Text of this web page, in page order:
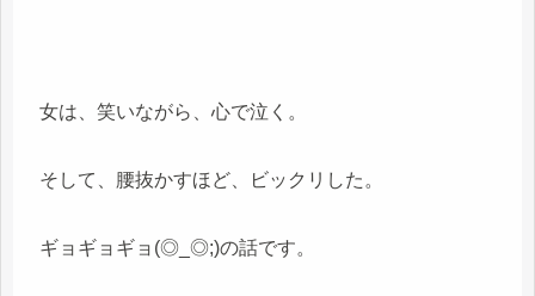
女は、笑いながら、心で泣く。
そして、腰抜かすほど、ビックリした。
ギョギョギョ(◎_◎;)の話です。